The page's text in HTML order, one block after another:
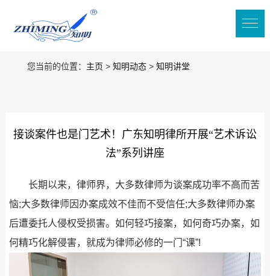
您当前的位置： 主页 > 知明动态> 知明讲堂
接谈案件也是门艺术！广东知明律所开展“艺术诉讼
法”系列讲座
长期以来，律师界，大多数律师为谈案成功率不高而苦
恼;大多数律师因办案成效不佳而不受信任;大多数律师办案
后遭委托人侵权受损害。如何轻巧接案，如何奇巧办案，如
何精巧化解侵害，就成为律师必修的一门“课”!